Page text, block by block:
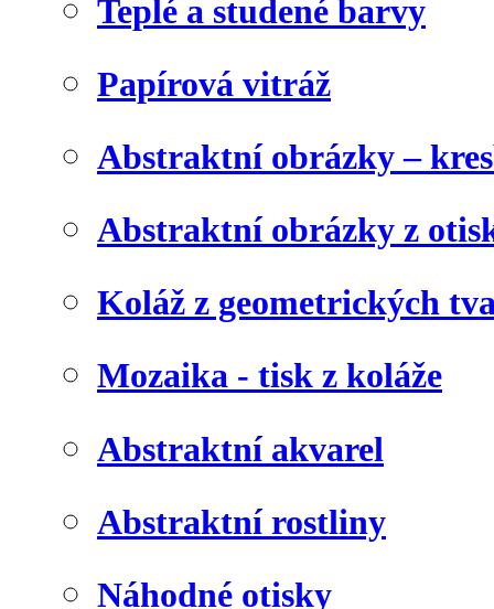
Teplé a studené barvy
Papírová vitráž
Abstraktní obrázky –
Abstraktní obrázky z
Koláž z geometrických
Mozaika - tisk z koláže
Abstraktní akvarel
Abstraktní rostliny
Náhodné otisky